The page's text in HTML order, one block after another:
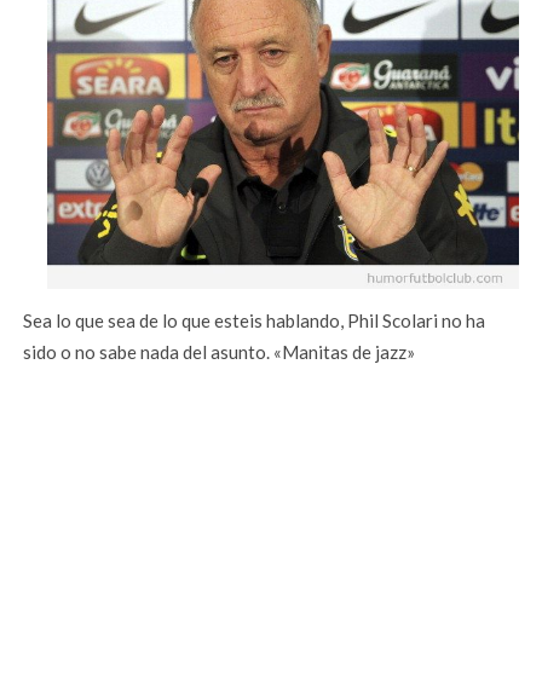
Sea lo que sea de lo que esteis hablando, Phil Scolari no ha
sido o no sabe nada del asunto. «Manitas de jazz»